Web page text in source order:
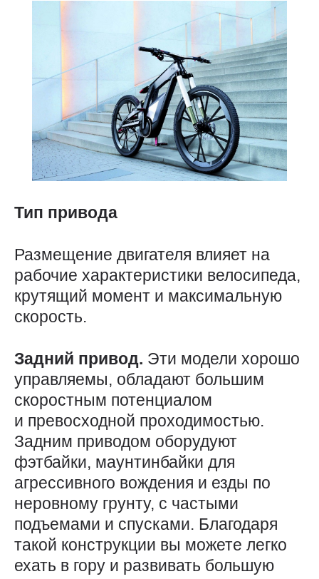
Тип привода
Размещение двигателя влияет на
рабочие характеристики велосипеда,
крутящий момент и максимальную
скорость.
Задний привод. Эти модели хорошо
управляемы, обладают большим
скоростным потенциалом
и превосходной проходимостью.
Задним приводом оборудуют
фэтбайки, маунтинбайки для
агрессивного вождения и езды по
неровному грунту, с частыми
подъемами и спусками. Благодаря
такой конструкции вы можете легко
ехать в гору и развивать большую